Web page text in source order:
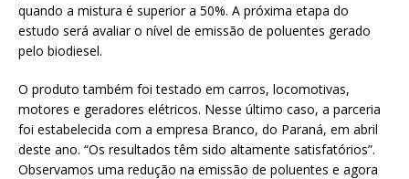
quando a mistura é superior a 50%. A próxima etapa do
estudo será avaliar o nível de emissão de poluentes gerado
pelo biodiesel.
O produto também foi testado em carros, locomotivas,
motores e geradores elétricos. Nesse último caso, a parceria
foi estabelecida com a empresa Branco, do Paraná, em abril
deste ano. “Os resultados têm sido altamente satisfatórios”.
Observamos uma redução na emissão de poluentes e agora